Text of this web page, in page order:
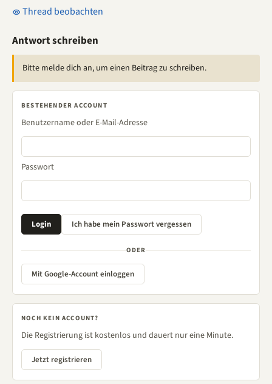
Thread beobachten
Antwort schreiben
Bitte melde dich an, um einen Beitrag zu schreiben.
BESTEHENDER ACCOUNT
Benutzername oder E-Mail-Adresse
Passwort
ODER
Mit Google-Account einloggen
NOCH KEIN ACCOUNT?
Die Registrierung ist kostenlos und dauert nur eine Minute.
Jetzt registrieren